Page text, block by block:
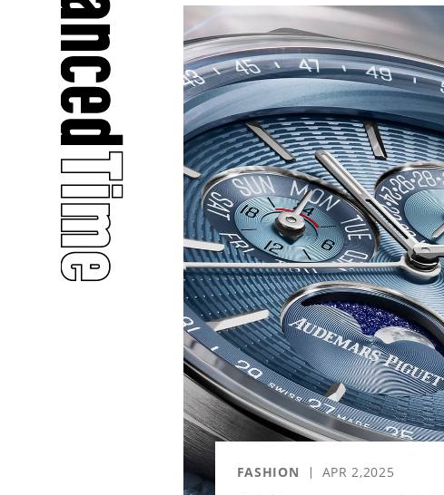
人気の検索ワード
プレゼント
人気のタグ
#WATCH
FASHION APR 2,2025